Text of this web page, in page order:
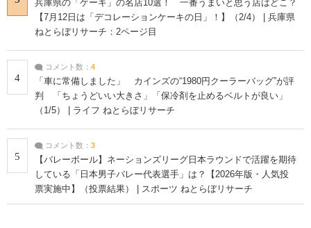
兵庫県の「ケーキ」の名店10選！ 一番うまいと思う店はどこ？
【7月12日は「デコレーションケーキの日」！】（2/4） | 兵庫県
ねとらぼリサーチ：2ページ目
4
コメント数： 4
「車に常備しました」 カインズの“1980円クーラーバッグ”が評
判 「ちょうどいい大きさ」「保冷剤を止めるベルトが良い」
（1/5） | ライフ ねとらぼリサーチ
5
コメント数： 3
【バレーボール】ネーションズリーグ日本ラウンドで活躍を期待
している「日本男子バレー代表選手」は？【2026年版・人気投
票実施中】（投票結果） | スポーツ ねとらぼリサーチ